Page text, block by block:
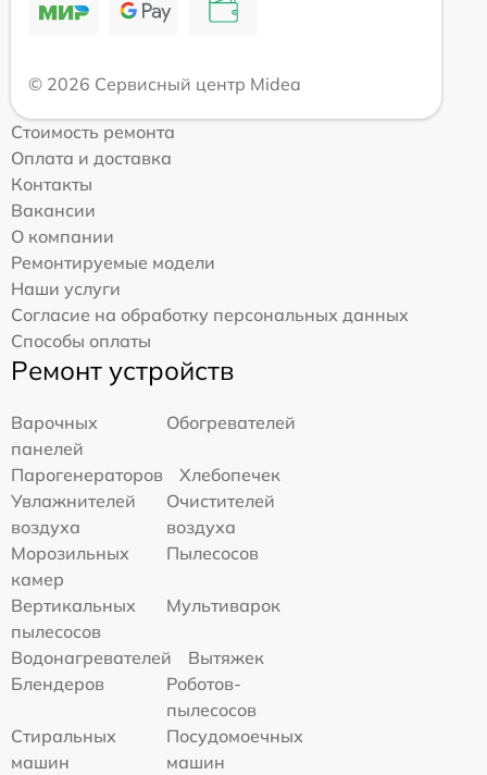
© 2026 Сервисный центр Midea
Стоимость ремонта
Оплата и доставка
Контакты
Вакансии
О компании
Ремонтируемые модели
Наши услуги
Согласие на обработку персональных данных
Способы оплаты
Ремонт устройств
Варочных
панелей
Обогревателей
Парогенераторов
Хлебопечек
Увлажнителей
воздуха
Очистителей
воздуха
Морозильных
камер
Пылесосов
Вертикальных
пылесосов
Мультиварок
Водонагревателей
Вытяжек
Блендеров
Роботов-
пылесосов
Стиральных
машин
Посудомоечных
машин